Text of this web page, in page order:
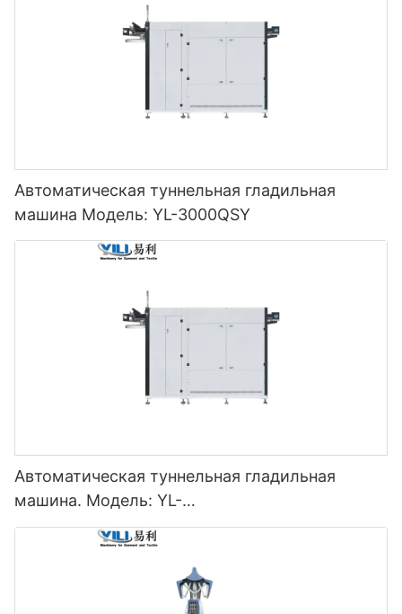
Автоматическая туннельная гладильная
машина Модель: YL-3000QSY
Автоматическая туннельная гладильная
машина. Модель: YL-
3000/5000/7000/9000/11000QSY